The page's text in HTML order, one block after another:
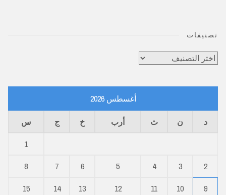
تصنيفات
تصنيفات
أغسطس 2026
د ن ث أرب خ ج
س
1
2
3
4
5
6
7
8
9
10
11
12
13
14
15